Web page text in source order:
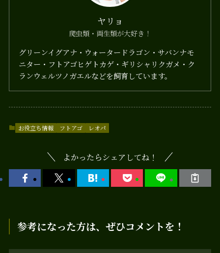
ヤリョ
爬虫類・両生類が大好き！
グリーンイグアナ・ウォータードラゴン・サバンナモ
ニター・フトアゴヒゲトカゲ・ギリシャリクガメ・ク
ランウェルツノガエルなどを飼育しています。
お役立ち情報 フトアゴ レオパ
よかったらシェアしてね！
参考になった方は、ぜひコメントを！